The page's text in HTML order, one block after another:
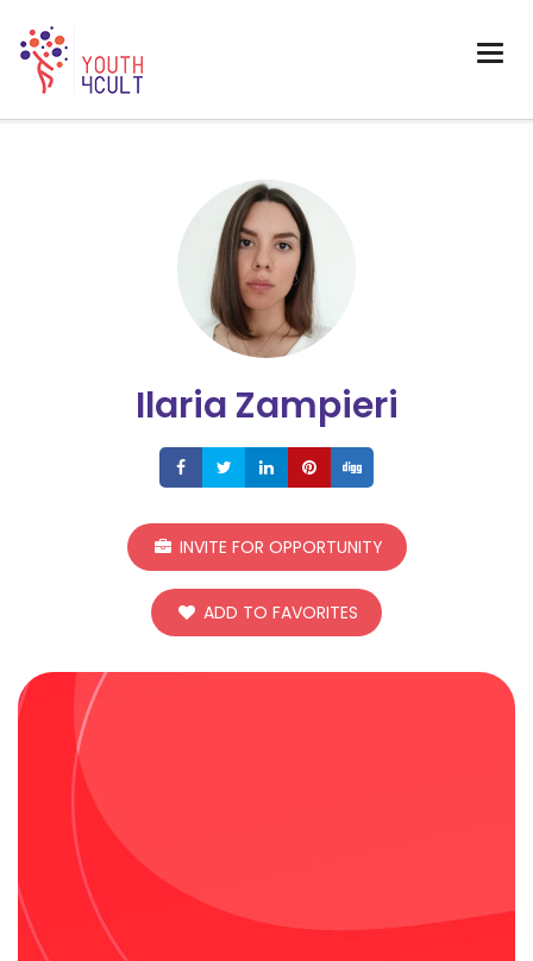
Ilaria Zampieri
ShareShareShareShare
INVITE FOR OPPORTUNITY
ADD TO FAVORITES